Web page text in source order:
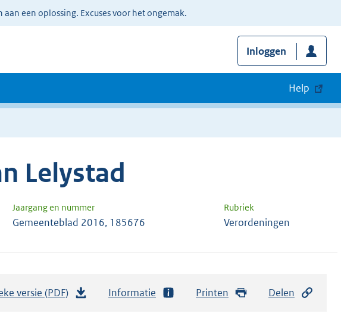
een oplossing. Excuses voor het ongemak.
Inloggen
Help
Lelystad
Jaargang en nummer Rubriek
Gemeenteblad 2016, 185676 Verordeningen
versie (PDF) Informatie Printen Delen